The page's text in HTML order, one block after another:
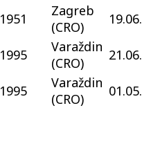
1951
Zagreb
(CRO)
1995
Varaždin
(CRO)
1995
Varaždin
(CRO)